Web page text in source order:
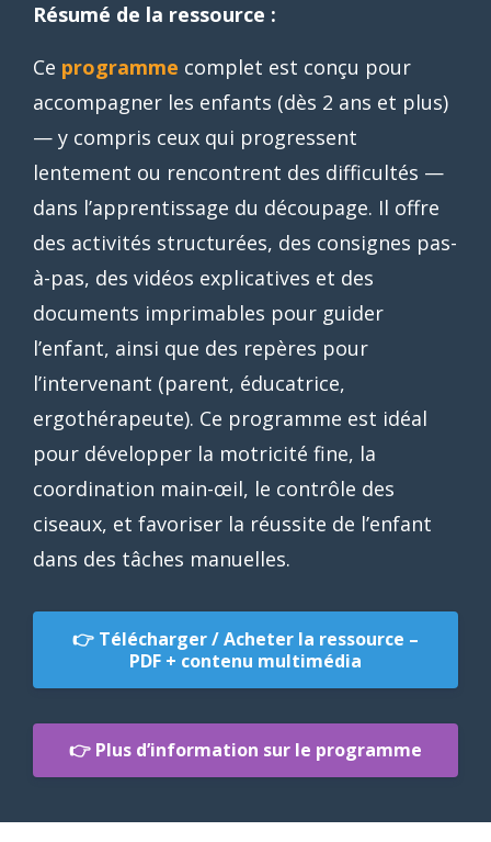
Résumé de la ressource :
Ce programme complet est conçu pour
accompagner les enfants (dès 2 ans et plus)
— y compris ceux qui progressent
lentement ou rencontrent des difficultés —
dans l’apprentissage du découpage. Il offre
des activités structurées, des consignes pas-
à-pas, des vidéos explicatives et des
documents imprimables pour guider
l’enfant, ainsi que des repères pour
l’intervenant (parent, éducatrice,
ergothérapeute). Ce programme est idéal
pour développer la motricité fine, la
coordination main-œil, le contrôle des
ciseaux, et favoriser la réussite de l’enfant
dans des tâches manuelles.
👉 Télécharger / Acheter la ressource –
PDF + contenu multimédia
👉 Plus d’information sur le programme